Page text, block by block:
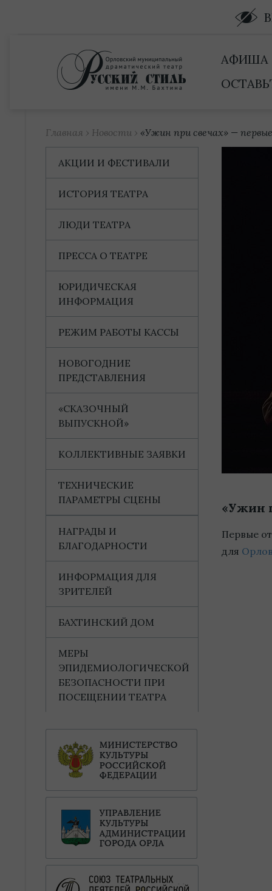
АФИША
Главная › Новости › «Ужин при свечах» —
«Ужин
Первые
для
АКЦИИ И ФЕСТИВАЛИ
ИСТОРИЯ ТЕАТРА
ЛЮДИ ТЕАТРА
ПРЕССА О ТЕАТРЕ
ЮРИДИЧЕСКАЯ
ИНФОРМАЦИЯ
РЕЖИМ РАБОТЫ КАССЫ
НОВОГОДНИЕ
ПРЕДСТАВЛЕНИЯ
«СКАЗОЧНЫЙ
ВЫПУСКНОЙ»
КОЛЛЕКТИВНЫЕ ЗАЯВКИ
ТЕХНИЧЕСКИЕ
ПАРАМЕТРЫ СЦЕНЫ
НАГРАДЫ И
БЛАГОДАРНОСТИ
ИНФОРМАЦИЯ ДЛЯ
ЗРИТЕЛЕЙ
БАХТИНСКИЙ ДОМ
МЕРЫ
ЭПИДЕМИОЛОГИЧЕСКОЙ
БЕЗОПАСНОСТИ ПРИ
ПОСЕЩЕНИИ ТЕАТРА